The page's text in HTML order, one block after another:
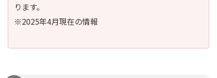
ります。
※2025年4月現在の情報